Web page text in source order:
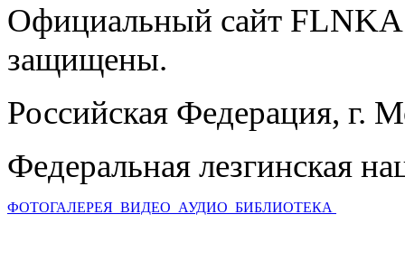
Официальный сайт
защищены.
Российская Федерация, г.
Федеральная лезгинская
ФОТОГАЛЕРЕЯ ВИДЕО АУДИО БИБЛИОТЕКА